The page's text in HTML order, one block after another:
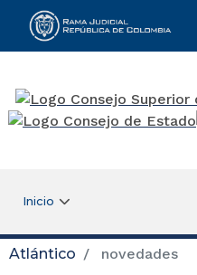
Rama Judicial
Inicio
Atlántico novedades